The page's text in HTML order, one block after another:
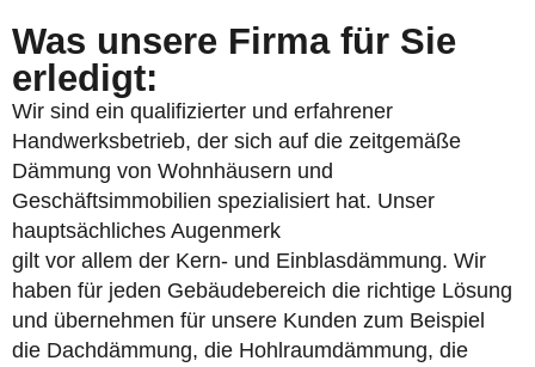
Was unsere Firma für Sie
erledigt:
Wir sind ein qualifizierter und erfahrener
Handwerksbetrieb, der sich auf die zeitgemäße
Dämmung von Wohnhäusern und
Geschäftsimmobilien spezialisiert hat. Unser
hauptsächliches Augenmerk
gilt vor allem der Kern- und Einblasdämmung. Wir
haben für jeden Gebäudebereich die richtige Lösung
und übernehmen für unsere Kunden zum Beispiel
die Dachdämmung, die Hohlraumdämmung, die